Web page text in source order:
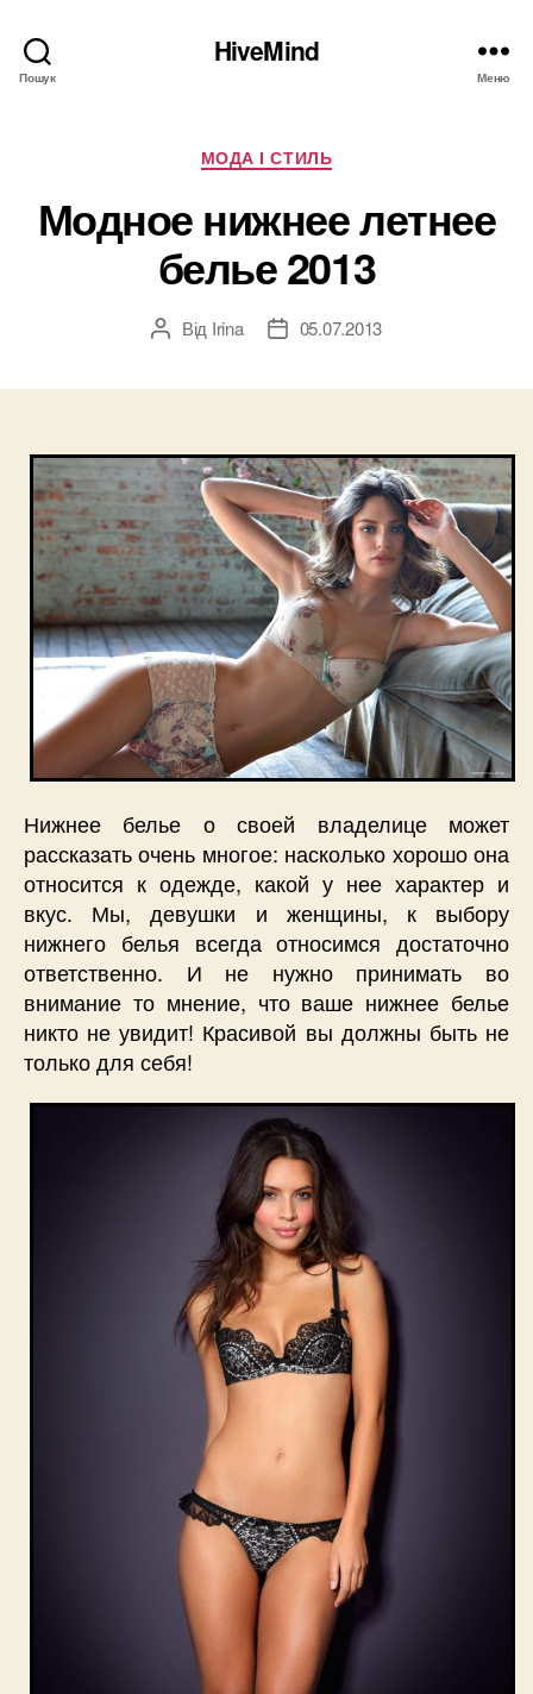
Пошук
HiveMind
Меню
Категорії
МОДА І СТИЛЬ
Модное нижнее летнее
белье 2013
Автор
Від Irina
Дата05.07.2013
Нижнее белье о своей владелице может
рассказать очень многое: насколько хорошо она
относится к одежде, какой у нее характер и
вкус. Мы, девушки и женщины, к выбору
нижнего белья всегда относимся достаточно
ответственно. И не нужно принимать во
внимание то мнение, что ваше нижнее белье
никто не увидит! Красивой вы должны быть не
только для себя!